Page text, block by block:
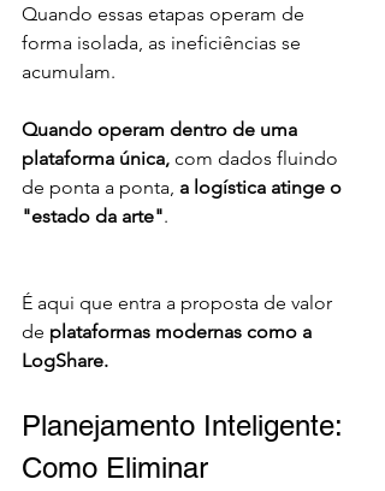
Quando essas etapas operam de
forma isolada, as ineficiências se
acumulam.
Quando operam dentro de uma
plataforma única, com dados fluindo
de ponta a ponta, a logística atinge o
"estado da arte".
É aqui que entra a proposta de valor
de plataformas modernas como a
LogShare.
Planejamento Inteligente:
Como Eliminar